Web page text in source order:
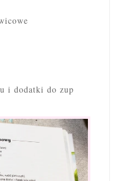
i dodatki do zup